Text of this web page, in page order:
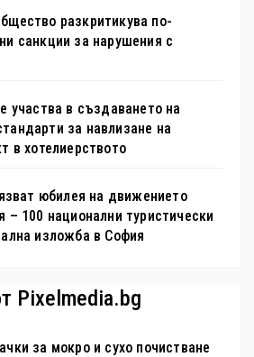
разкритикува по-
санкции за нарушения с
участва в създаването на
за навлизане на
в хотелиерството
юбилея на движението
– 100 национални туристически
изложба в София
Pixelmedia.bg
за мокро и сухо почистване